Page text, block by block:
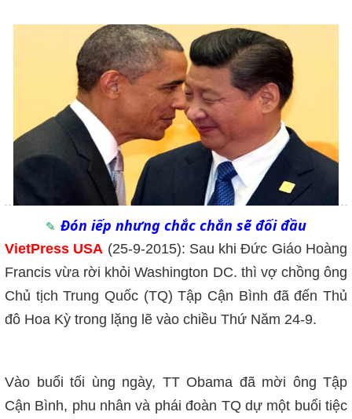
Đón iếp nhưng chắc chắn sẽ đối đầu
VietPress USA (25-9-2015): Sau khi Đức Giáo Hoàng
Francis vừa rời khỏi Washington DC. thì vợ chồng ông
Chủ tịch Trung Quốc (TQ) Tập Cận Bình đã đến Thủ
đô Hoa Kỳ trong lặng lẽ vào chiều Thứ Năm 24-9.
Vào buổi tối ùng ngày, TT Obama đã mời ông Tập
Cận Bình, phu nhân và phái đoàn TQ dự một buổi tiệc